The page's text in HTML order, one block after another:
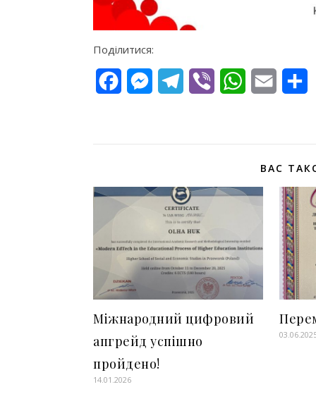
Поділитися:
FacebookMessengerTelegram
Viber WhatsApp
Email
ВАС
Міжнародний цифровий
апгрейд успішно
пройдено!
14.01.2026